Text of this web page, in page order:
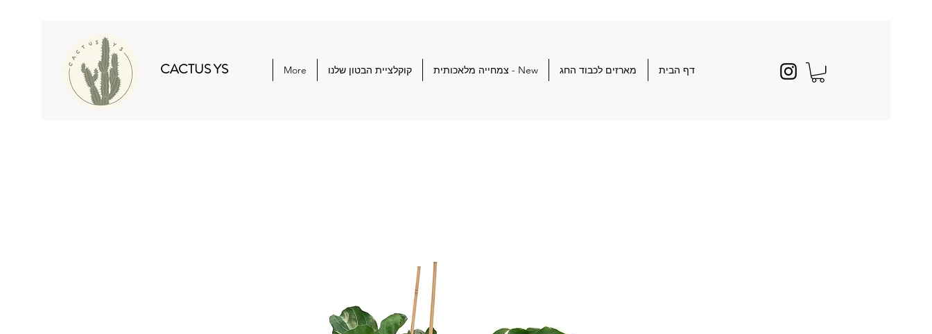
CACTUS YS דף הבית מארזים לכבוד החג New - צמחייה מלאכותית קוקלציית הבטון שלנו More